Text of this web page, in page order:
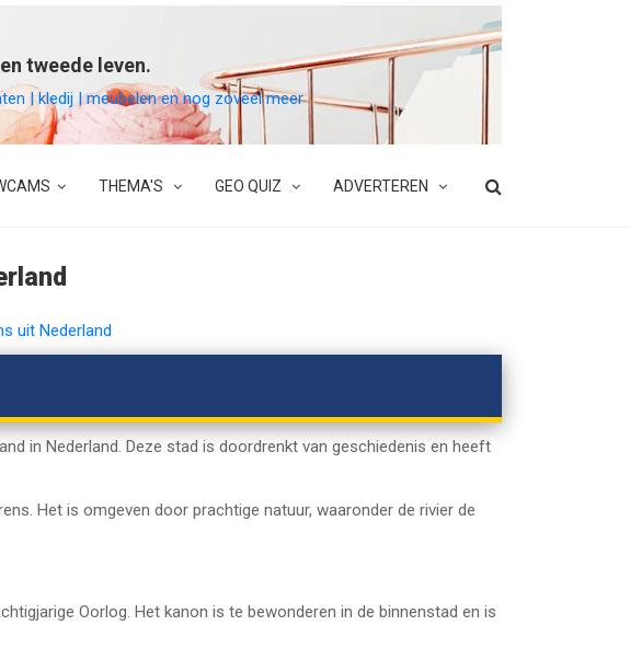
tweede leven.
| kledij | meubelen en nog zoveel meer
THEMA'S GEO QUIZ ADVERTEREN
uit Nederland
in Nederland. Deze stad is doordrenkt van geschiedenis en heeft
Het is omgeven door prachtige natuur, waaronder de rivier de
Oorlog. Het kanon is te bewonderen in de binnenstad en is